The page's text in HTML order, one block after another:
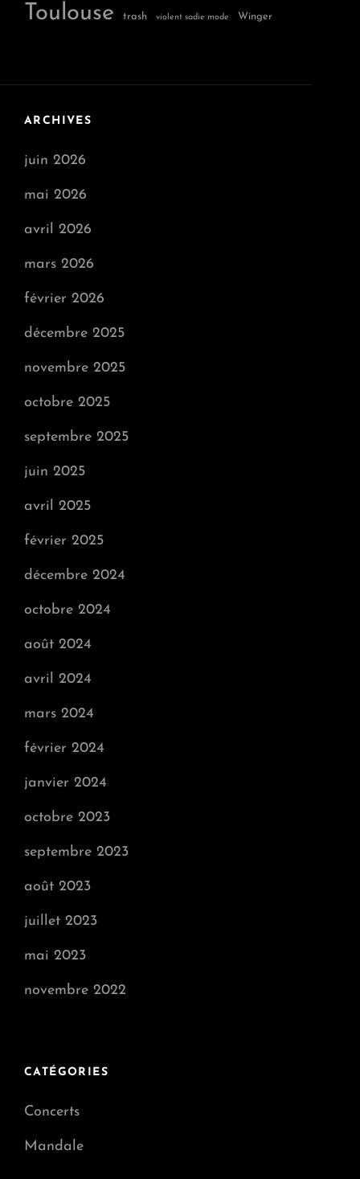
Toulouse trash violent sadie mode Winger
ARCHIVES
juin 2026
mai 2026
avril 2026
mars 2026
février 2026
décembre 2025
novembre 2025
octobre 2025
septembre 2025
juin 2025
avril 2025
février 2025
décembre 2024
octobre 2024
août 2024
avril 2024
mars 2024
février 2024
janvier 2024
octobre 2023
septembre 2023
août 2023
juillet 2023
mai 2023
novembre 2022
CATÉGORIES
Concerts
Mandale